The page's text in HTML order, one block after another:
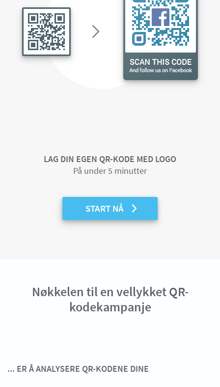
LAG DIN EGEN QR-KODE MED LOGO
På under 5 minutter
START NÅ
Nøkkelen til en vellykket QR-
kodekampanje
... ER Å ANALYSERE QR-KODENE DINE